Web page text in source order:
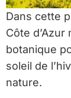
Dans cette
Côte
botanique
soleil de
nature.